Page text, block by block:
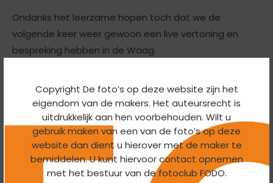
Copyright De foto’s op deze website zijn het
eigendom van de makers. Het auteursrecht is
uitdrukkelijk aan hen voorbehouden. Wilt u
gebruik maken van een van de foto’s op deze
website dan dient u hierover met de maker te
bemiddelen. U kunt hiervoor contact opnemen
met het bestuur van de fotoclub FODO.
Ondanks het leerzame hopen toch dat we de
volgende keer weer gewoon een live vertoning en
bespreking hebben in de Waag.
de fotograaf 5 losse foto’s had laten zien en het door
haarzelf gekozen drieluik. Daaronder staat het
aangepaste drieluik door 2 andere leden gemaakt, die
beiden dezelfde mening toegedaan waren + hun
commentaar. Zo krijgen jullie een beetje een idee hoe
wij elkaar digitaal van feedback voorzien.